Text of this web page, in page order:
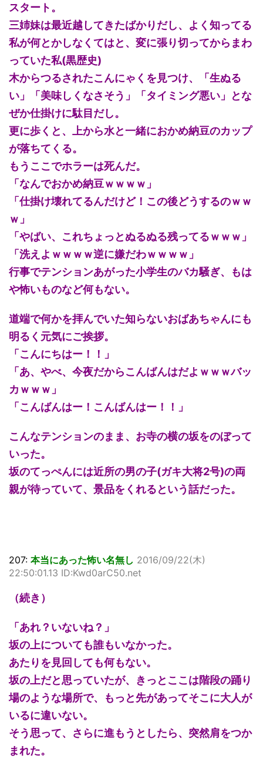
スタート。
三姉妹は最近越してきたばかりだし、よく知ってる
私が何とかしなくてはと、変に張り切ってからまわ
っていた私(黒歴史)
木からつるされたこんにゃくを見つけ、「生ぬる
い」「美味しくなさそう」「タイミング悪い」とな
ぜか仕掛けに駄目だし。
更に歩くと、上から水と一緒におかめ納豆のカップ
が落ちてくる。
もうここでホラーは死んだ。
「なんでおかめ納豆ｗｗｗｗ」
「仕掛け壊れてるんだけど！この後どうするのｗｗ
ｗ」
「やばい、これちょっとぬるぬる残ってるｗｗｗ」
「洗えよｗｗｗｗ逆に嫌だわｗｗｗｗ」
行事でテンションあがった小学生のバカ騒ぎ、もは
や怖いものなど何もない。
道端で何かを拝んでいた知らないおばあちゃんにも
明るく元気にご挨拶。
「こんにちはー！！」
「あ、やべ、今夜だからこんばんはだよｗｗｗバッ
カｗｗｗ」
「こんばんはー！こんばんはー！！」
こんなテンションのまま、お寺の横の坂をのぼって
いった。
坂のてっぺんには近所の男の子(ガキ大将2号)の両
親が待っていて、景品をくれるという話だった。
207: 本当にあった怖い名無し 2016/09/22(木)
22:50:01.13 ID:Kwd0arC50.net
（続き）
「あれ？いないね？」
坂の上についても誰もいなかった。
あたりを見回しても何もない。
坂の上だと思っていたが、きっとここは階段の踊り
場のような場所で、もっと先があってそこに大人が
いるに違いない。
そう思って、さらに進もうとしたら、突然肩をつか
まれた。